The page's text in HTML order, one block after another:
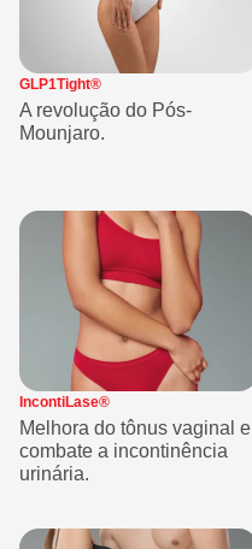
GLP1Tight®
A revolução do Pós-
Mounjaro.
IncontiLase®
Melhora do tônus vaginal e
combate a incontinência
urinária.